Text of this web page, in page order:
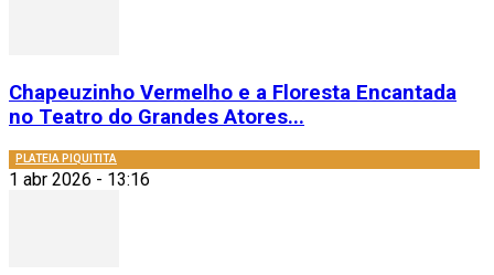
Chapeuzinho Vermelho e a Floresta Encantada
no Teatro do Grandes Atores...
PLATEIA PIQUITITA
1 abr 2026 - 13:16